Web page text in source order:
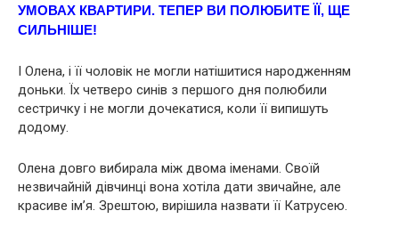
УМОВАХ КВАРТИРИ. ТЕПEР ВИ ПOЛЮБИТЕ ЇЇ, ЩE
СИЛЬНІШЕ!
І Олена, і її чоловік не могли натішитися наpoдженням
доньки. Їх четверо синів з першого дня полюбили
сестричку і не могли дочекатися, коли її випишуть
додому.
Олена довго вибирала між двома іменами. Своїй
незвичайній дівчинці вона хотіла дати звичайне, але
красиве ім’я. Зрештою, вирішила назвати її Катрусею.